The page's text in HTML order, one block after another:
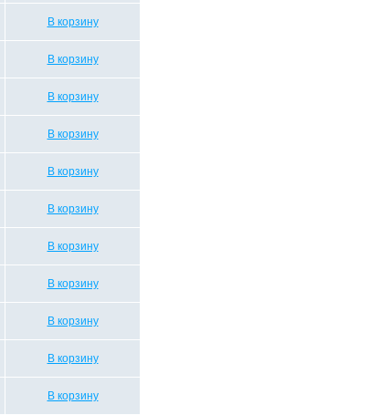
В корзину
В корзину
В корзину
В корзину
В корзину
В корзину
В корзину
В корзину
В корзину
В корзину
В корзину